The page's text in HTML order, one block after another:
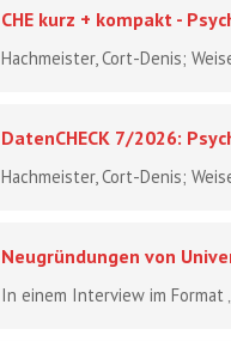
CHE kurz + kompakt -
Hachmeister, Cort-Denis;
DatenCHECK 7/2026:
Hachmeister, Cort-Denis;
Neugründungen von
In einem Interview im Format